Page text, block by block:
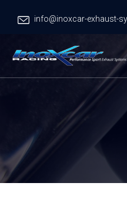
info@inoxcar-exhaust-